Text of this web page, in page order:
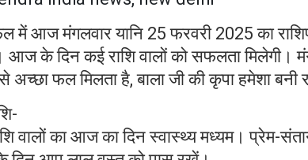
में आज मंगलवार यानि 25 फरवरी 2025 का
आज के दिन कई राशि वालों को सफलता मिलेगी।
अच्छा फल मिलता है, बाला जी की कृपा हमेशा बनी
वालों का आज का दिन स्वास्थ्य मध्यम। प्रेम-